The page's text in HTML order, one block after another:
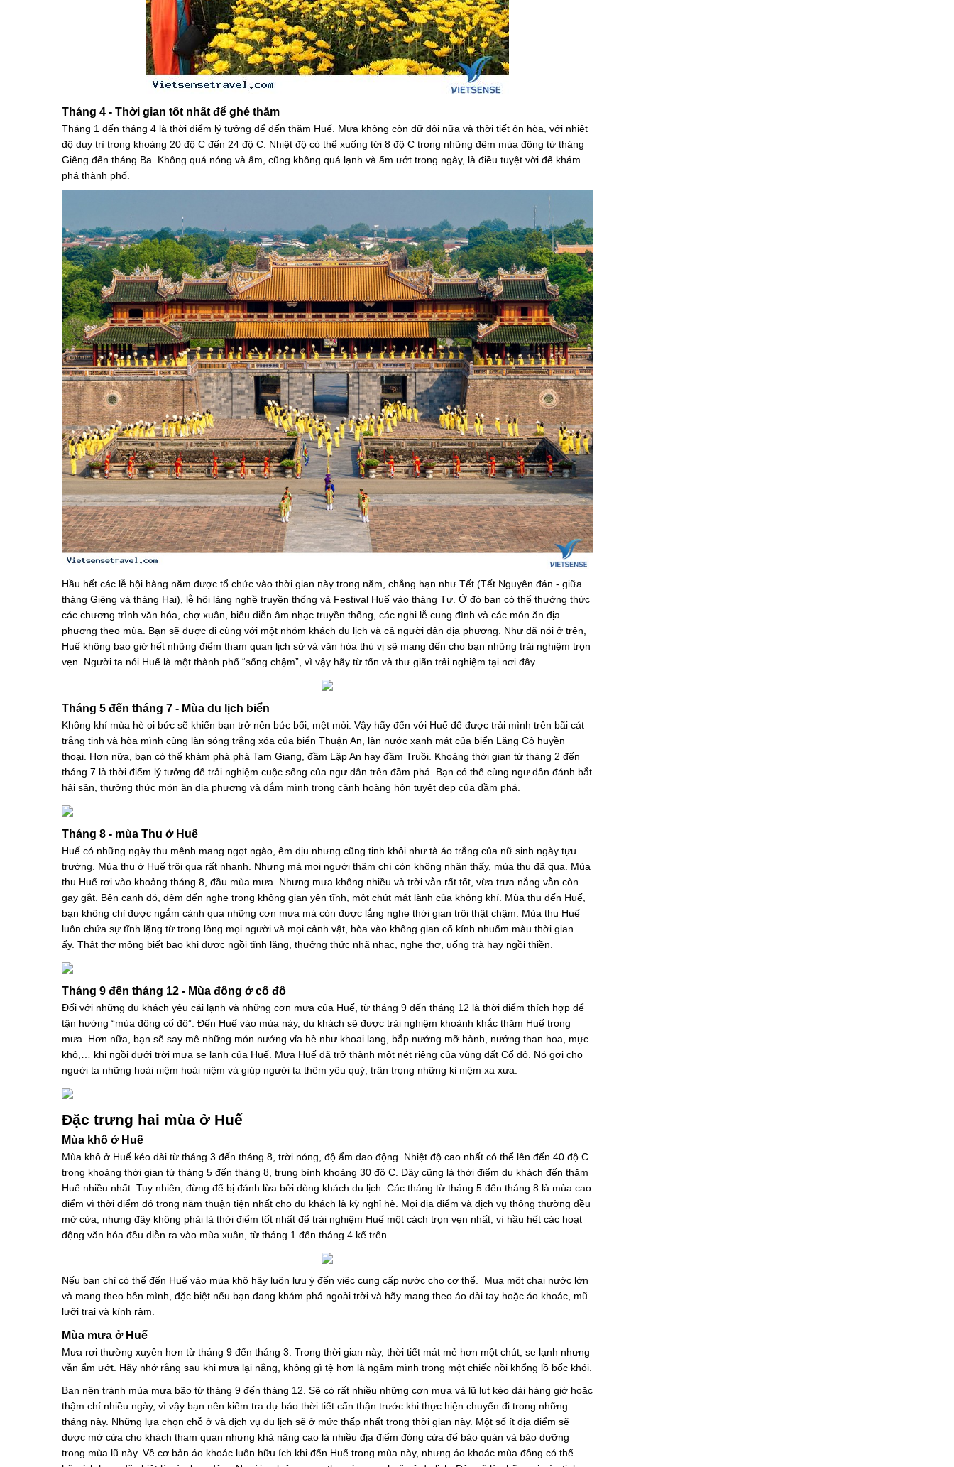
Tháng 4 - Thời gian tốt nhất để ghé thăm
Tháng 1 đến tháng 4 là thời điểm lý tưởng để đến thăm Huế. Mưa không còn dữ dội nữa và thời tiết ôn hòa, với nhiệt
độ duy trì trong khoảng 20 độ C đến 24 độ C. Nhiệt độ có thể xuống tới 8 độ C trong những đêm mùa đông từ tháng
Giêng đến tháng Ba. Không quá nóng và ẩm, cũng không quá lạnh và ẩm ướt trong ngày, là điều tuyệt vời để khám
phá thành phố.
Hầu hết các lễ hội hàng năm được tổ chức vào thời gian này trong năm, chẳng hạn như Tết (Tết Nguyên đán - giữa
tháng Giêng và tháng Hai), lễ hội làng nghề truyền thống và Festival Huế vào tháng Tư. Ở đó bạn có thể thưởng thức
các chương trình văn hóa, chợ xuân, biểu diễn âm nhạc truyền thống, các nghi lễ cung đình và các món ăn địa
phương theo mùa. Bạn sẽ được đi cùng với một nhóm khách du lịch và cả người dân địa phương. Như đã nói ở trên,
Huế không bao giờ hết những điểm tham quan lịch sử và văn hóa thú vị sẽ mang đến cho bạn những trải nghiệm trọn
vẹn. Người ta nói Huế là một thành phố “sống chậm”, vì vậy hãy từ tốn và thư giãn trải nghiệm tại nơi đây.
Tháng 5 đến tháng 7 - Mùa du lịch biển
Không khí mùa hè oi bức sẽ khiến bạn trở nên bức bối, mệt mỏi. Vậy hãy đến với Huế để được trải mình trên bãi cát
trắng tinh và hòa mình cùng làn sóng trắng xóa của biển Thuận An, làn nước xanh mát của biển Lăng Cô huyền
thoại. Hơn nữa, bạn có thể khám phá phá Tam Giang, đầm Lập An hay đầm Truồi. Khoảng thời gian từ tháng 2 đến
tháng 7 là thời điểm lý tưởng để trải nghiệm cuộc sống của ngư dân trên đầm phá. Bạn có thể cùng ngư dân đánh bắt
hải sản, thưởng thức món ăn địa phương và đắm mình trong cảnh hoàng hôn tuyệt đẹp của đầm phá.
Tháng 8 - mùa Thu ở Huế
Huế có những ngày thu mênh mang ngọt ngào, êm dịu nhưng cũng tinh khôi như tà áo trắng của nữ sinh ngày tựu
trường. Mùa thu ở Huế trôi qua rất nhanh. Nhưng mà mọi người thậm chí còn không nhận thấy, mùa thu đã qua. Mùa
thu Huế rơi vào khoảng tháng 8, đầu mùa mưa. Nhưng mưa không nhiều và trời vẫn rất tốt, vừa trưa nắng vẫn còn
gay gắt. Bên cạnh đó, đêm đến nghe trong không gian yên tĩnh, một chút mát lành của không khí. Mùa thu đến Huế,
bạn không chỉ được ngắm cảnh qua những cơn mưa mà còn được lắng nghe thời gian trôi thật chậm. Mùa thu Huế
luôn chứa sự tĩnh lặng từ trong lòng mọi người và mọi cảnh vật, hòa vào không gian cổ kính nhuốm màu thời gian
ấy. Thật thơ mộng biết bao khi được ngồi tĩnh lặng, thưởng thức nhã nhạc, nghe thơ, uống trà hay ngồi thiền.
Tháng 9 đến tháng 12 - Mùa đông ở cố đô
Đối với những du khách yêu cái lạnh và những cơn mưa của Huế, từ tháng 9 đến tháng 12 là thời điểm thích hợp để
tận hưởng “mùa đông cố đô”. Đến Huế vào mùa này, du khách sẽ được trải nghiệm khoảnh khắc thăm Huế trong
mưa. Hơn nữa, bạn sẽ say mê những món nướng vỉa hè như khoai lang, bắp nướng mỡ hành, nướng than hoa, mực
khô,… khi ngồi dưới trời mưa se lạnh của Huế. Mưa Huế đã trở thành một nét riêng của vùng đất Cố đô. Nó gợi cho
người ta những hoài niệm hoài niệm và giúp người ta thêm yêu quý, trân trọng những kỉ niệm xa xưa.
Đặc trưng hai mùa ở Huế
Mùa khô ở Huế
Mùa khô ở Huế kéo dài từ tháng 3 đến tháng 8, trời nóng, độ ẩm dao động. Nhiệt độ cao nhất có thể lên đến 40 độ C
trong khoảng thời gian từ tháng 5 đến tháng 8, trung bình khoảng 30 độ C. Đây cũng là thời điểm du khách đến thăm
Huế nhiều nhất. Tuy nhiên, đừng để bị đánh lừa bởi dòng khách du lịch. Các tháng từ tháng 5 đến tháng 8 là mùa cao
điểm vì thời điểm đó trong năm thuận tiện nhất cho du khách là kỳ nghỉ hè. Mọi địa điểm và dịch vụ thông thường đều
mở cửa, nhưng đây không phải là thời điểm tốt nhất để trải nghiệm Huế một cách trọn vẹn nhất, vì hầu hết các hoạt
động văn hóa đều diễn ra vào mùa xuân, từ tháng 1 đến tháng 4 kể trên.
Nếu bạn chỉ có thể đến Huế vào mùa khô hãy luôn lưu ý đến việc cung cấp nước cho cơ thể. Mua một chai nước lớn
và mang theo bên mình, đặc biệt nếu bạn đang khám phá ngoài trời và hãy mang theo áo dài tay hoặc áo khoác, mũ
lưỡi trai và kính râm.
Mùa mưa ở Huế
Mưa rơi thường xuyên hơn từ tháng 9 đến tháng 3. Trong thời gian này, thời tiết mát mẻ hơn một chút, se lạnh nhưng
vẫn ẩm ướt. Hãy nhớ rằng sau khi mưa lại nắng, không gì tệ hơn là ngâm mình trong một chiếc nồi khổng lồ bốc khói.
Bạn nên tránh mùa mưa bão từ tháng 9 đến tháng 12. Sẽ có rất nhiều những cơn mưa và lũ lụt kéo dài hàng giờ hoặc
thậm chí nhiều ngày, vì vậy bạn nên kiểm tra dự báo thời tiết cẩn thận trước khi thực hiện chuyển đi trong những
tháng này. Những lựa chọn chỗ ở và dịch vụ du lịch sẽ ở mức thấp nhất trong thời gian này. Một số ít địa điểm sẽ
được mở cửa cho khách tham quan nhưng khả năng cao là nhiều địa điểm đóng cửa để bảo quản và bảo dưỡng
trong mùa lũ này. Về cơ bản áo khoác luôn hữu ích khi đến Huế trong mùa này, nhưng áo khoác mùa đông có thể